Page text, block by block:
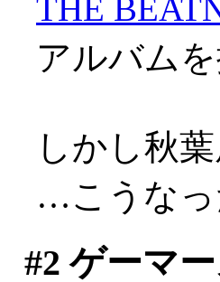
THE
アルバム
しかし秋
…こうなっ
#2 ゲーマ